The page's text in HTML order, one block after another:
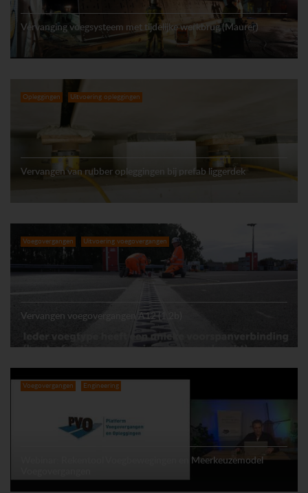
Vervanging voegsysteem met tijdelijke werkbrug (Maurer)
Opleggingen Uitvoering opleggingen
Vervangen van rubber opleggingen bij prefab liggerdek
Voegovergangen Uitvoering voegovergangen
Vervangen voegovergangen A12 (1.2b)
Voegovergangen Engineering
Webinar: Rekentool Voegbewegingen en Meerkeuzemodel